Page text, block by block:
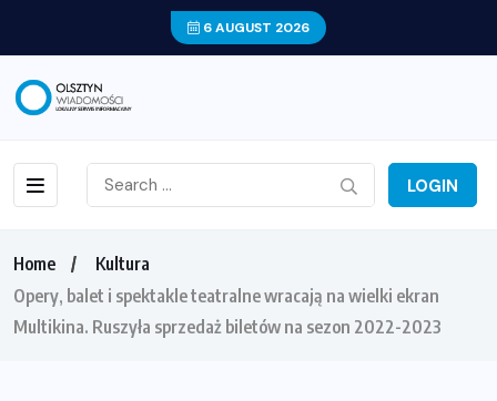
6 AUGUST 2026
LOGIN
Home
Kultura
Opery, balet i spektakle teatralne wracają na wielki ekran
Multikina. Ruszyła sprzedaż biletów na sezon 2022-2023